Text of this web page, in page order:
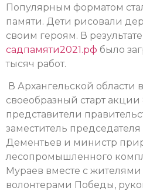
Популярным форматом
памяти. Дети рисовали
своим героям. В
садпамяти2021.рф было
тысяч работ.
В Архангельской области
своеобразный старт
представители
заместитель
Дементьев и министр
лесопромышленного
Мураев вместе с жителями
волонтерами Победы,